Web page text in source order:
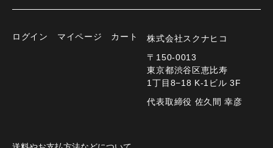
ログイン マイページ カート
株式会社スクナヒコ
〒150-0013
東京都渋谷区恵比寿
1丁目8−18 K-1ビル 3F
代表取締役 佐久間 幸彦